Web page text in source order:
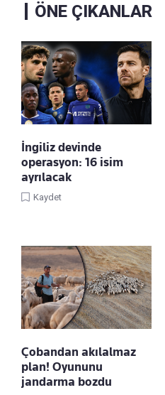
ÖNE ÇIKANLAR
İngiliz devinde
operasyon: 16 isim
ayrılacak
Kaydet
Çobandan akılalmaz
plan! Oyununu
jandarma bozdu